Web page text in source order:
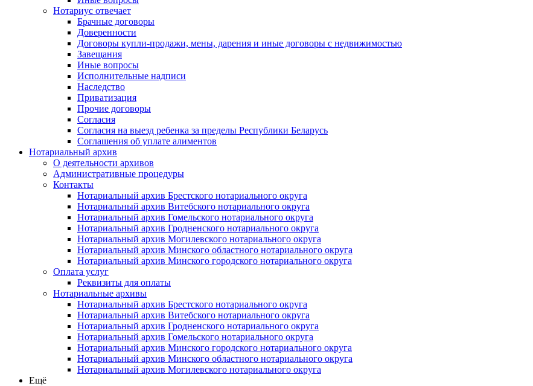
Нотариус отвечает
Брачные договоры
Доверенности
Договоры купли-продажи, мены, дарения и иные договоры с недвижимостью
Завещания
Иные вопросы
Исполнительные надписи
Наследство
Приватизация
Прочие договоры
Согласия
Согласия на выезд ребенка за пределы Республики Беларусь
Соглашения об уплате алиментов
Нотариальный архив
О деятельности архивов
Административные процедуры
Контакты
Нотариальный архив Брестского нотариального округа
Нотариальный архив Витебского нотариального округа
Нотариальный архив Гомельского нотариального округа
Нотариальный архив Гродненского нотариального округа
Нотариальный архив Могилевского нотариального округа
Нотариальный архив Минского областного нотариального округа
Нотариальный архив Минского городского нотариального округа
Оплата услуг
Реквизиты для оплаты
Нотариальные архивы
Нотариальный архив Брестского нотариального округа
Нотариальный архив Витебского нотариального округа
Нотариальный архив Гродненского нотариального округа
Нотариальный архив Гомельского нотариального округа
Нотариальный архив Минского городского нотариального округа
Нотариальный архив Минского областного нотариального округа
Нотариальный архив Могилевского нотариального округа
Ещё